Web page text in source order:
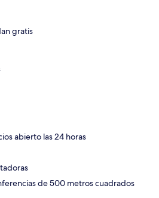
gratis
abierto las 24 horas
de 500 metros cuadrados